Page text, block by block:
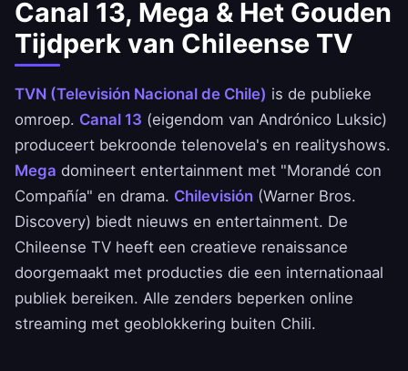
Canal 13, Mega & Het Gouden
Tijdperk van Chileense TV
TVN (Televisión Nacional de Chile) is de publieke
omroep. Canal 13 (eigendom van Andrónico Luksic)
produceert bekroonde telenovela's en realityshows.
Mega domineert entertainment met "Morandé con
Compañía" en drama. Chilevisión (Warner Bros.
Discovery) biedt nieuws en entertainment. De
Chileense TV heeft een creatieve renaissance
doorgemaakt met producties die een internationaal
publiek bereiken. Alle zenders beperken online
streaming met geoblokkering buiten Chili.